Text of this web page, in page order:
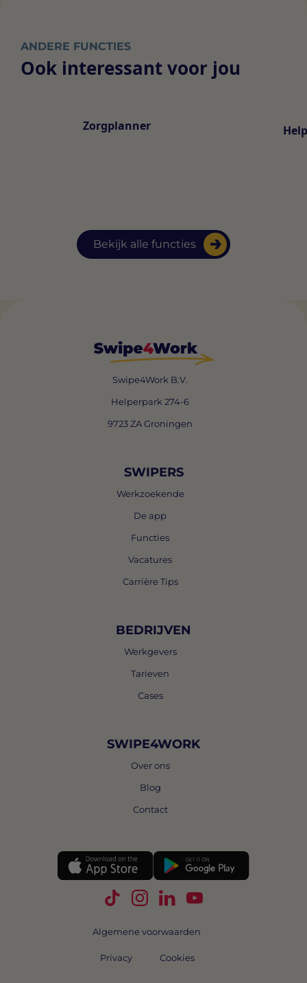
ANDERE FUNCTIES
Ook interessant voor jou
Bekijk alle functies
Zorgplanner
Swipe4Work B.V.
Helperpark 274-6
9723 ZA Groningen
SWIPERS
Werkzoekende
De app
Functies
Vacatures
Carrière Tips
BEDRIJVEN
Werkgevers
Tarieven
Cases
SWIPE4WORK
Over ons
Blog
Contact
Volg Swipe4Work op TikTok
Volg Swipe4Work op
Volg Swipe4Work op
Volg Swipe4Work
Algemene voorwaarden
Privacy Cookies